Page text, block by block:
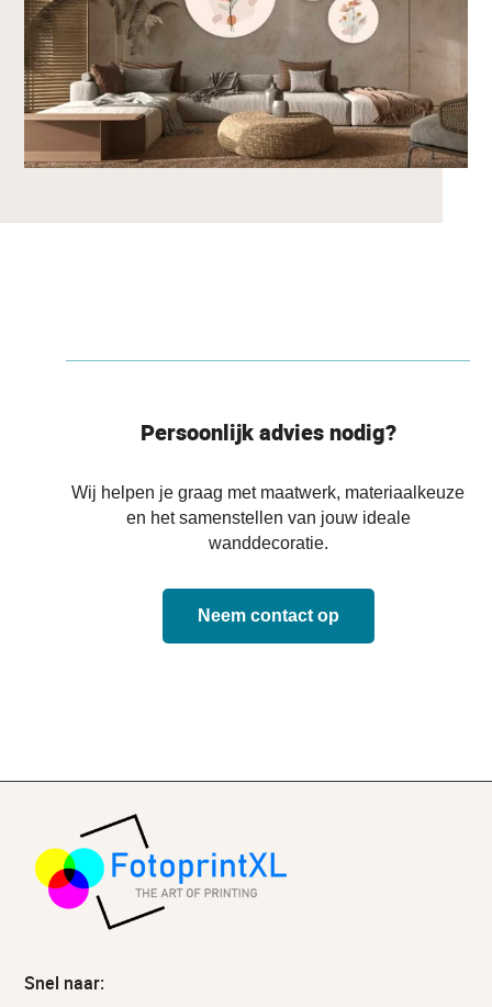
Persoonlijk advies nodig?
Wij helpen je graag met maatwerk, materiaalkeuze
en het samenstellen van jouw ideale
wanddecoratie.
Neem contact op
Snel naar: